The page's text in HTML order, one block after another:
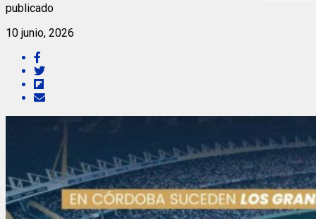
publicado
10 junio, 2026